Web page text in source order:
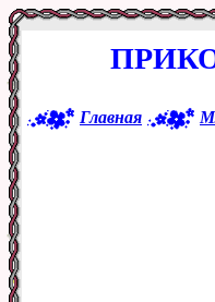
Главная